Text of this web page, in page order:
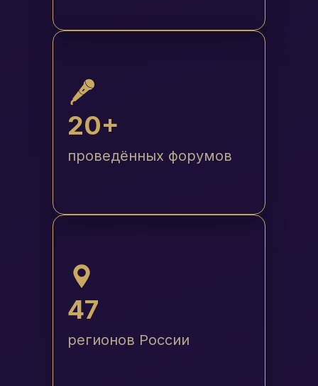
20+
проведённых форумов
47
регионов России